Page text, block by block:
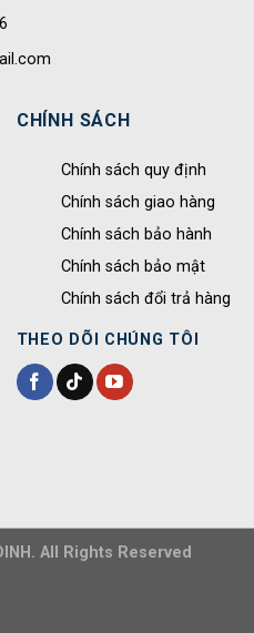
CHÍNH SÁCH
Chính sách quy định
Chính sách giao hàng
Chính sách bảo hành
Chính sách bảo mật
Chính sách đổi trả hàng
THEO DÕI CHÚNG TÔI
All Rights Reserved